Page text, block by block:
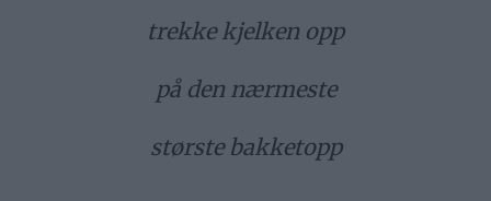
trekke kjelken opp
på den nærmeste
største bakketopp